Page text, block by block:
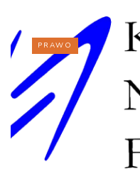
PRAWO